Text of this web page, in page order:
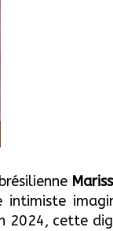
intimiste
2024, cette